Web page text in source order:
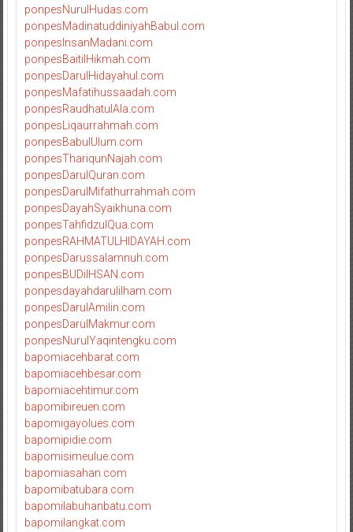
ponpesNurulHudas.com
ponpesMadinatuddiniyahBabul.com
ponpesInsanMadani.com
ponpesBaitilHikmah.com
ponpesDarulHidayahul.com
ponpesMafatihussaadah.com
ponpesRaudhatulAla.com
ponpesLiqaurrahmah.com
ponpesBabulUlum.com
ponpesThariqunNajah.com
ponpesDarulQuran.com
ponpesDarulMifathurrahmah.com
ponpesDayahSyaikhuna.com
ponpesTahfidzulQua.com
ponpesRAHMATULHIDAYAH.com
ponpesDarussalamnuh.com
ponpesBUDiIHSAN.com
ponpesdayahdarulilham.com
ponpesDarulAmilin.com
ponpesDarulMakmur.com
ponpesNurulYaqintengku.com
bapomiacehbarat.com
bapomiacehbesar.com
bapomiacehtimur.com
bapomibireuen.com
bapomigayolues.com
bapomipidie.com
bapomisimeulue.com
bapomiasahan.com
bapomibatubara.com
bapomilabuhanbatu.com
bapomilangkat.com